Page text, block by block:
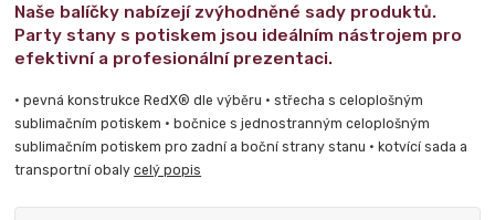
Naše balíčky nabízejí zvýhodněné sady produktů.
Party stany s potiskem jsou ideálním nástrojem pro
efektivní a profesionální prezentaci.
• pevná konstrukce RedX® dle výběru • střecha s celoplošným
sublimačním potiskem • bočnice s jednostranným celoplošným
sublimačním potiskem pro zadní a boční strany stanu • kotvící sada a
transportní obalycelý popis